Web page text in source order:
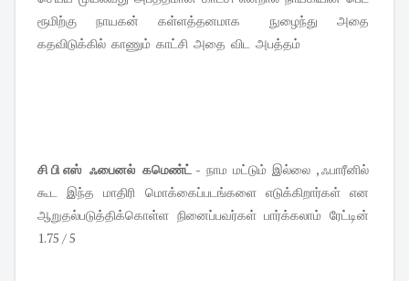
ரூமிற்கு நாயகன் கள்ளத்தனமாக நுழைந்து அதை
கதவிடுக்கில் காணும் காட்சி அதை விட அபத்தம்
சி பி எஸ் ஃபைனல் கமெண்ட் - நாம மட்டும் இல்லை , ஃபாரீனில்
கூட இந்த மாதிரி மொக்கைப்படங்களை எடுக்கிறார்கள் என
ஆறுதல்படுத்திக்கொள்ள நினைப்பவர்கள் பார்க்கலாம் ரேட்டின்
1.75 / 5